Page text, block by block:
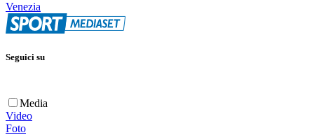
Venezia
Seguici su
Media
Video
Foto